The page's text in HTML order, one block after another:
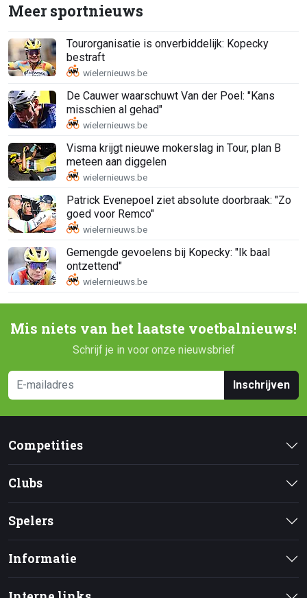
Meer sportnieuws
Tourorganisatie is onverbiddelijk: Kopecky
bestraft
De Cauwer waarschuwt Van der Poel: "Kans
misschien al gehad"
Visma krijgt nieuwe mokerslag in Tour, plan B
meteen aan diggelen
Patrick Evenepoel ziet absolute doorbraak: "Zo
goed voor Remco"
Gemengde gevoelens bij Kopecky: "Ik baal
ontzettend"
Mis niets van het laatste voetbalnieuws!
Schrijf je in voor onze nieuwsbrief
Inschrijven
Competities
Clubs
Spelers
Informatie